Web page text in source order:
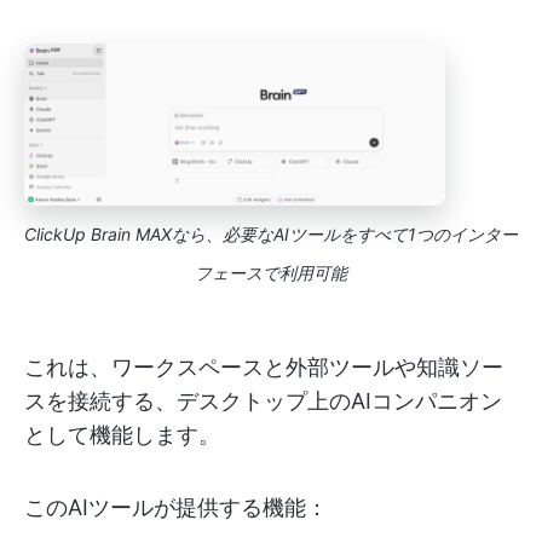
ClickUp Brain MAXなら、必要なAIツールをすべて1つのインター
フェースで利用可能
これは、ワークスペースと外部ツールや知識ソー
スを接続する、デスクトップ上のAIコンパニオン
として機能します。
このAIツールが提供する機能：